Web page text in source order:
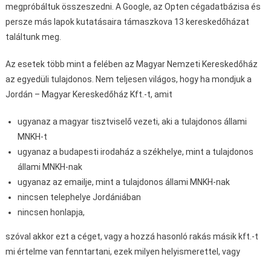
megpróbáltuk összeszedni. A Google, az Opten cégadatbázisa és
persze más lapok kutatásaira támaszkova 13 kereskedőházat
találtunk meg.
Az esetek több mint a felében az Magyar Nemzeti Kereskedőház
az egyedüli tulajdonos. Nem teljesen világos, hogy ha mondjuk a
Jordán – Magyar Kereskedőház Kft.-t, amit
ugyanaz a magyar tisztviselő vezeti, aki a tulajdonos állami
MNKH-t
ugyanaz a budapesti irodaház a székhelye, mint a tulajdonos
állami MNKH-nak
ugyanaz az emailje, mint a tulajdonos állami MNKH-nak
nincsen telephelye Jordániában
nincsen honlapja,
szóval akkor ezt a céget, vagy a hozzá hasonló rakás másik kft.-t
mi értelme van fenntartani, ezek milyen helyismerettel, vagy